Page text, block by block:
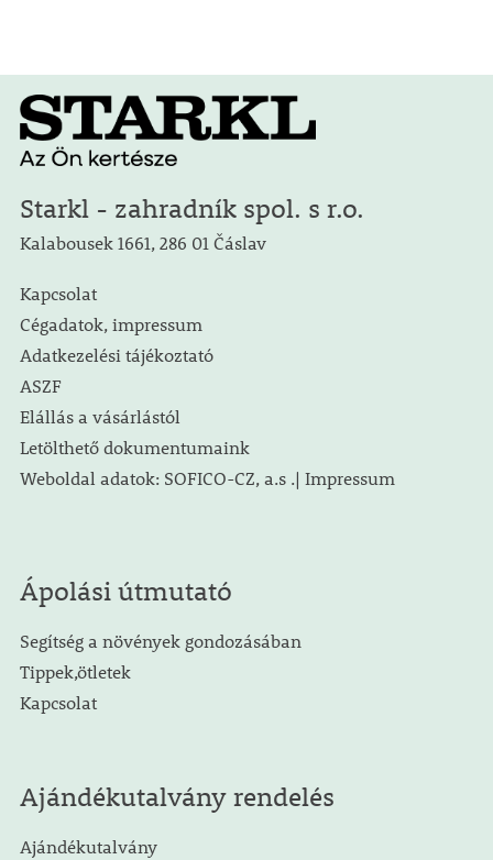
Starkl - zahradník spol. s r.o.
Kalabousek 1661, 286 01 Čáslav
Kapcsolat
Cégadatok, impressum
Adatkezelési tájékoztató
ASZF
Elállás a vásárlástól
Letölthető dokumentumaink
Weboldal adatok: SOFICO-CZ, a.s .| Impressum
Ápolási útmutató
Segítség a növények gondozásában
Tippek,ötletek
Kapcsolat
Ajándékutalvány rendelés
Ajándékutalvány